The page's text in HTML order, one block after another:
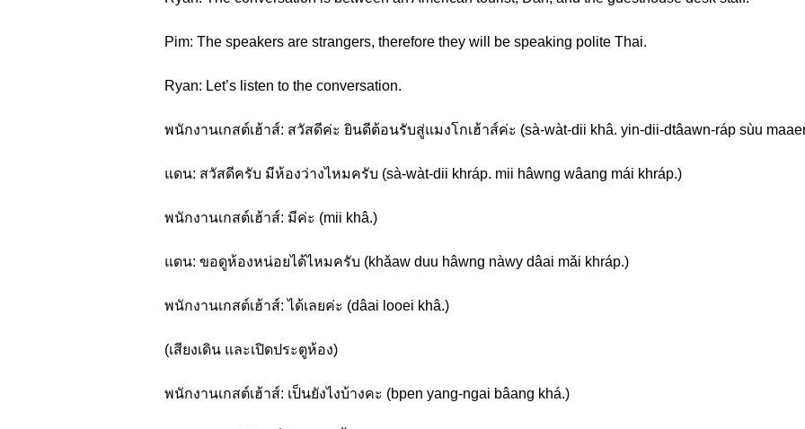
Pim: The speakers are strangers, therefore they will be speaking polite Thai.
Ryan: Let’s listen to the conversation.
พนักงานเกสต์เฮ้าส์: สวัสดีค่ะ ยินดีต้อนรับสู่แมงโกเฮ้าส์ค่ะ (sà-wàt-dii khâ. yin-dii-dtâawn-ráp sùu
แดน: สวัสดีครับ มีห้องว่างไหมครับ (sà-wàt-dii khráp. mii hâwng wâang mái khráp.)
พนักงานเกสต์เฮ้าส์: มีค่ะ (mii khâ.)
แดน: ขอดูห้องหน่อยได้ไหมครับ (khǎaw duu hâwng nàwy dâai mǎi khráp.)
พนักงานเกสต์เฮ้าส์: ได้เลยค่ะ (dâai looei khâ.)
(เสียงเดิน และเปิดประตูห้อง)
พนักงานเกสต์เฮ้าส์: เป็นยังไงบ้างคะ (bpen yang-ngai bâang khá.)